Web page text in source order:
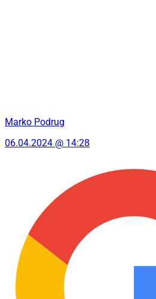
Marko Podrug
06.04.2024 @ 14:28